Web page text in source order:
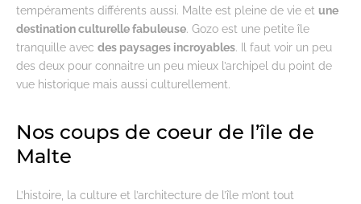
tempéraments différents aussi. Malte est pleine de vie et une
destination culturelle fabuleuse. Gozo est une petite île
tranquille avec des paysages incroyables. Il faut voir un peu
des deux pour connaitre un peu mieux l’archipel du point de
vue historique mais aussi culturellement.
Nos coups de coeur de l’île de
Malte
L’histoire, la culture et l’architecture de l’île m’ont tout